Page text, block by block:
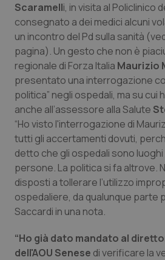
Campania
Emilia-Romagna
Friuli Venezia Giulia
Lazio
Liguria
Lombardia
Marche
Molise
Car-T
Colesterolo &
Dermatite Atopica
Diabete & glucometri
Disturbi dell’umore
Dolore
Donna & Salute
Epatiti
Scaramelli, in visita al Policlinico
consegnato a dei medici alcuni
un incontro del Pd sulla sanità
pagina). Un gesto che non è
regionale di Forza Italia Maurizio
presentato una interrogazione
politica” negli ospedali, ma su cui
anche all’assessore alla Salute
“Ho visto l'interrogazione di
tutti gli accertamenti dovuti,
detto che gli ospedali sono
persone. La politica si fa altrove.
disposti a tollerare l’utilizzo
ospedaliere, da qualunque parte
Saccardi in una nota.
“Ho già dato mandato al
dell'AOU Senese di verificare la